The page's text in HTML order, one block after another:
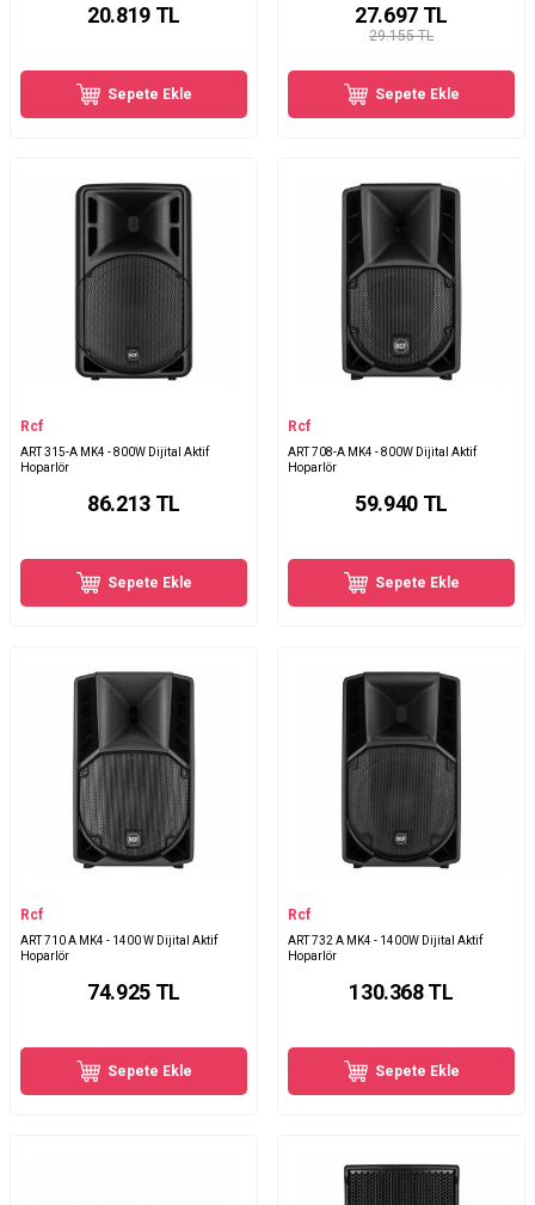
20.819TL
Sepete Ekle
29.155 TL
27.697TL
Sepete Ekle
Rcf
ART 315-A MK4 - 800W Dijital Aktif
Hoparlör
86.213TL
Sepete Ekle
Rcf
ART 708-A MK4 - 800W Dijital Aktif
Hoparlör
59.940TL
Sepete Ekle
Rcf
ART 710 A MK4 - 1400 W Dijital Aktif
Hoparlör
74.925TL
Sepete Ekle
Rcf
ART 732 A MK4 - 1400W Dijital Aktif
Hoparlör
130.368TL
Sepete Ekle